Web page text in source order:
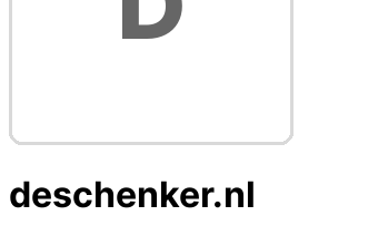
deschenker.nl